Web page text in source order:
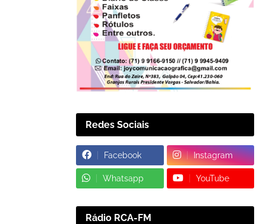
Redes Sociais
Facebook Instagram
Whatsapp YouTube
Rádio RCA-FM